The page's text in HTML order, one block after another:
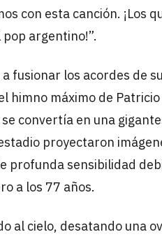
con esta canción. ¡Los
argentino!”.
fusionar los acordes de su
himno máximo de Patricio
convertía en una
proyectaron
profunda sensibilidad
a los 77 años.
al cielo, desatando una